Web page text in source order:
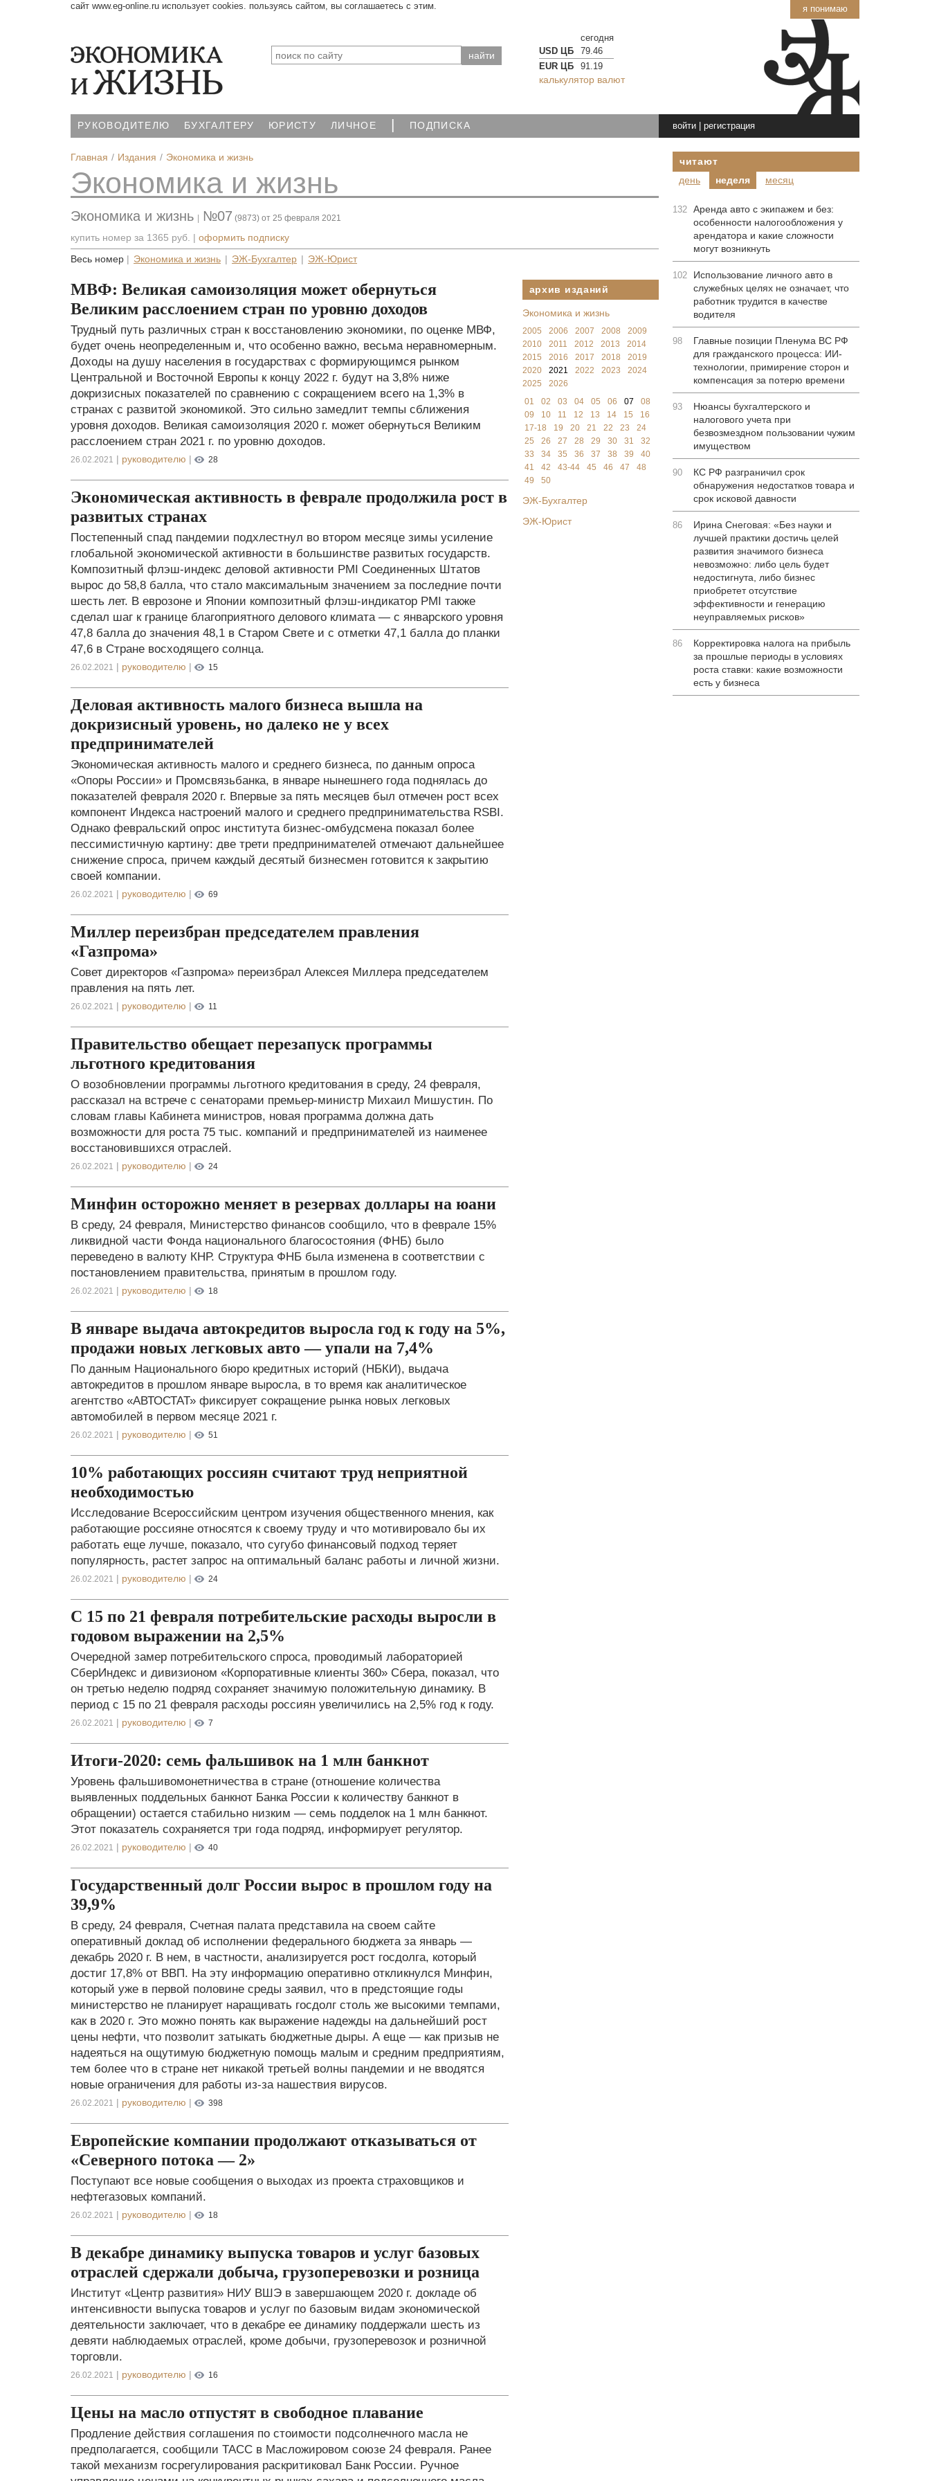
я понимаю
сайт www.eg-online.ru использует cookies. пользуясь сайтом, вы соглашаетесь с этим.
сегодня
USD ЦБ
79.46
EUR ЦБ
91.19
калькулятор валют
РУКОВОДИТЕЛЮ БУХГАЛТЕРУ ЮРИСТУ ЛИЧНОЕ | ПОДПИСКА войти| регистрация
Главная Издания Экономика и жизнь
Экономика и жизнь
Экономика и жизнь №07 (9873) от 25 февраля 2021
купить номер за 1365 руб. | оформить подписку
Весь номер Экономика и жизнь ЭЖ-Бухгалтер ЭЖ-Юрист
МВФ: Великая самоизоляция может обернуться
Великим расслоением стран по уровню доходов
Трудный путь различных стран к восстановлению экономики, по оценке МВФ,
будет очень неопределенным и, что особенно важно, весьма неравномерным.
Доходы на душу населения в государствах с формирующимся рынком
Центральной и Восточной Европы к концу 2022 г. будут на 3,8% ниже
докризисных показателей по сравнению с сокращением всего на 1,3% в
странах с развитой экономикой. Это сильно замедлит темпы сближения
уровня доходов. Великая самоизоляция 2020 г. может обернуться Великим
расслоением стран 2021 г. по уровню доходов.
26.02.2021 | руководителю | 28
Экономическая активность в феврале продолжила рост в
развитых странах
Постепенный спад пандемии подхлестнул во втором месяце зимы усиление
глобальной экономической активности в большинстве развитых государств.
Композитный флэш-индекс деловой активности PMI Соединенных Штатов
вырос до 58,8 балла, что стало максимальным значением за последние почти
шесть лет. В еврозоне и Японии композитный флэш-индикатор PMI также
сделал шаг к границе благоприятного делового климата — с январского уровня
47,8 балла до значения 48,1 в Старом Свете и с отметки 47,1 балла до планки
47,6 в Стране восходящего солнца.
26.02.2021 | руководителю | 15
Деловая активность малого бизнеса вышла на
докризисный уровень, но далеко не у всех
предпринимателей
Экономическая активность малого и среднего бизнеса, по данным опроса
«Опоры России» и Промсвязьбанка, в январе нынешнего года поднялась до
показателей февраля 2020 г. Впервые за пять месяцев был отмечен рост всех
компонент Индекса настроений малого и среднего предпринимательства RSBI.
Однако февральский опрос института бизнес-омбудсмена показал более
пессимистичную картину: две трети предпринимателей отмечают дальнейшее
снижение спроса, причем каждый десятый бизнесмен готовится к закрытию
своей компании.
26.02.2021 | руководителю | 69
Миллер переизбран председателем правления
«Газпрома»
Совет директоров «Газпрома» переизбрал Алексея Миллера председателем
правления на пять лет.
26.02.2021 | руководителю | 11
Правительство обещает перезапуск программы
льготного кредитования
О возобновлении программы льготного кредитования в среду, 24 февраля,
рассказал на встрече с сенаторами премьер-министр Михаил Мишустин. По
словам главы Кабинета министров, новая программа должна дать
возможности для роста 75 тыс. компаний и предпринимателей из наименее
восстановившихся отраслей.
26.02.2021 | руководителю | 24
Минфин осторожно меняет в резервах доллары на юани
В среду, 24 февраля, Министерство финансов сообщило, что в феврале 15%
ликвидной части Фонда национального благосостояния (ФНБ) было
переведено в валюту КНР. Структура ФНБ была изменена в соответствии с
постановлением правительства, принятым в прошлом году.
26.02.2021 | руководителю | 18
В январе выдача автокредитов выросла год к году на 5%,
продажи новых легковых авто — упали на 7,4%
По данным Национального бюро кредитных историй (НБКИ), выдача
автокредитов в прошлом январе выросла, в то время как аналитическое
агентство «АВТОСТАТ» фиксирует сокращение рынка новых легковых
автомобилей в первом месяце 2021 г.
26.02.2021 | руководителю | 51
10% работающих россиян считают труд неприятной
необходимостью
Исследование Всероссийским центром изучения общественного мнения, как
работающие россияне относятся к своему труду и что мотивировало бы их
работать еще лучше, показало, что сугубо финансовый подход теряет
популярность, растет запрос на оптимальный баланс работы и личной жизни.
26.02.2021 | руководителю | 24
С 15 по 21 февраля потребительские расходы выросли в
годовом выражении на 2,5%
Очередной замер потребительского спроса, проводимый лабораторией
СберИндекс и дивизионом «Корпоративные клиенты 360» Сбера, показал, что
он третью неделю подряд сохраняет значимую положительную динамику. В
период с 15 по 21 февраля расходы россиян увеличились на 2,5% год к году.
26.02.2021 | руководителю | 7
Итоги-2020: семь фальшивок на 1 млн банкнот
Уровень фальшивомонетничества в стране (отношение количества
выявленных поддельных банкнот Банка России к количеству банкнот в
обращении) остается стабильно низким — семь подделок на 1 млн банкнот.
Этот показатель сохраняется три года подряд, информирует регулятор.
26.02.2021 | руководителю | 40
Государственный долг России вырос в прошлом году на
39,9%
В среду, 24 февраля, Счетная палата представила на своем сайте
оперативный доклад об исполнении федерального бюджета за январь —
декабрь 2020 г. В нем, в частности, анализируется рост госдолга, который
достиг 17,8% от ВВП. На эту информацию оперативно откликнулся Минфин,
который уже в первой половине среды заявил, что в предстоящие годы
министерство не планирует наращивать госдолг столь же высокими темпами,
как в 2020 г. Это можно понять как выражение надежды на дальнейший рост
цены нефти, что позволит затыкать бюджетные дыры. А еще — как призыв не
надеяться на ощутимую бюджетную помощь малым и средним предприятиям,
тем более что в стране нет никакой третьей волны пандемии и не вводятся
новые ограничения для работы из-за нашествия вирусов.
26.02.2021 | руководителю | 398
Европейские компании продолжают отказываться от
«Северного потока — 2»
Поступают все новые сообщения о выходах из проекта страховщиков и
нефтегазовых компаний.
26.02.2021 | руководителю | 18
В декабре динамику выпуска товаров и услуг базовых
отраслей сдержали добыча, грузоперевозки и розница
Институт «Центр развития» НИУ ВШЭ в завершающем 2020 г. докладе об
интенсивности выпуска товаров и услуг по базовым видам экономической
деятельности заключает, что в декабре ее динамику поддержали шесть из
девяти наблюдаемых отраслей, кроме добычи, грузоперевозок и розничной
торговли.
26.02.2021 | руководителю | 16
Цены на масло отпустят в свободное плавание
Продление действия соглашения по стоимости подсолнечного масла не
предполагается, сообщили ТАСС в Масложировом союзе 24 февраля. Ранее
такой механизм госрегулирования раскритиковал Банк России. Ручное
архив изданий
Экономика и жизнь
2005 2006 2007 2008
2009
2010
2011 2012 2013
2014
2015
2016 2017 2018
2019
2020
2021 2022 2023
2024
2025
2026
01
02 03 04 05 06 07
08
09
10 11 12 13 14 15
16
17-18
19 20 21 22 23
24
25
26 27 28 29 30 31
32
33
34 35 36 37 38 39
40
41
42 43-44 45 46 47
48
49
50
ЭЖ-Бухгалтер
ЭЖ-Юрист
читают
день
неделя месяц
132 Аренда авто с экипажем и без:
особенности налогообложения у
арендатора и какие сложности
могут возникнуть
102
Использование личного авто в
служебных целях не означает, что
работник трудится в качестве
водителя
98
Главные позиции Пленума ВС РФ
для гражданского процесса: ИИ-
технологии, примирение сторон и
компенсация за потерю времени
93
Нюансы бухгалтерского и
налогового учета при
безвозмездном пользовании чужим
имуществом
90
КС РФ разграничил срок
обнаружения недостатков товара и
срок исковой давности
86
Ирина Снеговая: «Без науки и
лучшей практики достичь целей
развития значимого бизнеса
невозможно: либо цель будет
недостигнута, либо бизнес
приобретет отсутствие
эффективности и генерацию
неуправляемых рисков»
86
Корректировка налога на прибыль
за прошлые периоды в условиях
роста ставки: какие возможности
есть у бизнеса